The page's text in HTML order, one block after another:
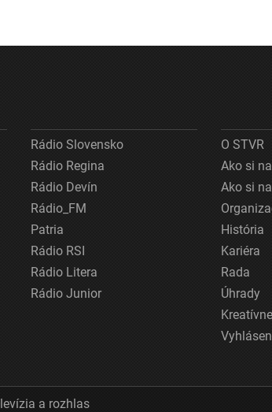
Rádio Slovensko
Rádio Regina
Rádio Devín
Rádio_FM
Patria
Rádio RSI
Rádio Litera
Rádio Junior
O STVR
Ako si
Ako si
História
Kariéra
Rada
Úhrady
a rozhlas